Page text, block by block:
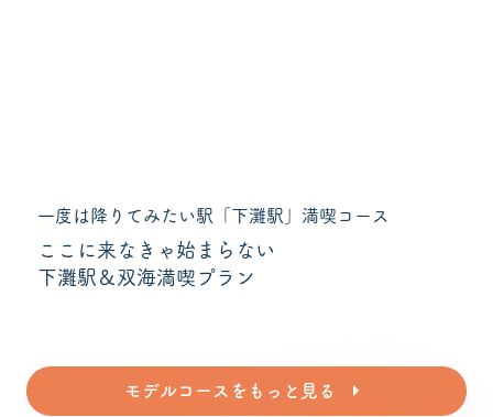
モデルコースをもっと見る
一度は降りてみたい駅「下灘駅」満喫コース
ここに来なきゃ始まらない
下灘駅＆双海満喫プラン